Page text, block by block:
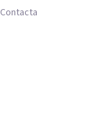
Contacta